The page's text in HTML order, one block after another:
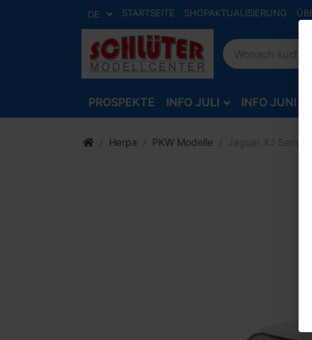
DE STARTSEITE SHOPAKTUALISIERUNG
PROSPEKTE INFO JULI INFO JUNI
Herpa PKW Modelle Jaguar XJ Series